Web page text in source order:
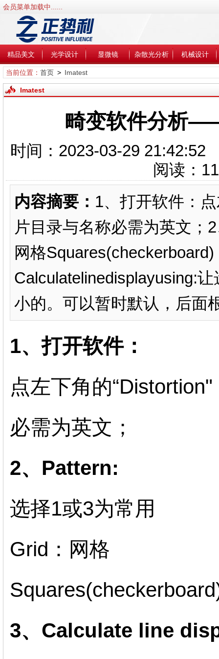
会员菜单加载中......
精品美文 光学设计 显微镜 杂散光分析 机械设计
当前位置： 首页> Imatest
Imatest
畸变软件分析
时间：2023-03-29
阅读：
内容摘要： 1、打开软件：
片目录与名称必需为英文；
网格
Calculatelinedisplayusing:
小的。可以暂时默认，后面
1、打开软件：
点左下角的
必需为英文；
2、Pattern:
选择1或3为常用
Grid：网格
3、Calculate line